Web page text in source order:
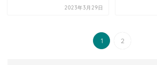
2023年3月29日
1 2